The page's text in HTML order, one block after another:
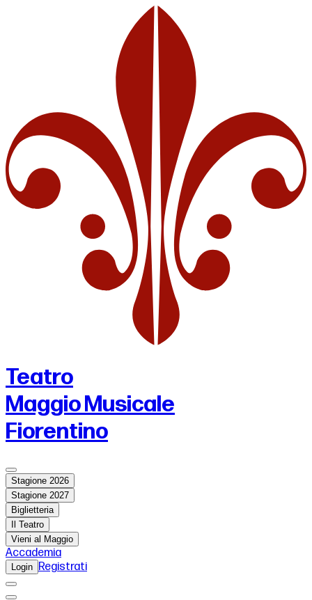
Teatro
Maggio Musicale
Fiorentino
Stagione 2026
Stagione 2027
Biglietteria
Il Teatro
Vieni al Maggio
Accademia
Login Registrati